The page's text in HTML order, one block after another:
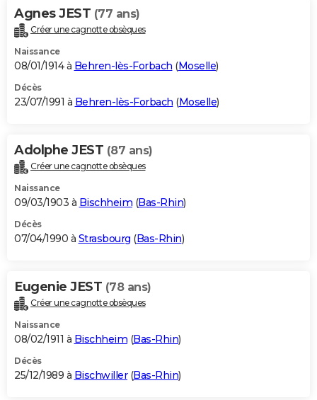
Agnes JEST (77 ans)
Créer une cagnotte obsèques
Naissance
08/01/1914 à Behren-lès-Forbach (Moselle)
Décès
23/07/1991 à Behren-lès-Forbach (Moselle)
Adolphe JEST (87 ans)
Créer une cagnotte obsèques
Naissance
09/03/1903 à Bischheim (Bas-Rhin)
Décès
07/04/1990 à Strasbourg (Bas-Rhin)
Eugenie JEST (78 ans)
Créer une cagnotte obsèques
Naissance
08/02/1911 à Bischheim (Bas-Rhin)
Décès
25/12/1989 à Bischwiller(Bas-Rhin)